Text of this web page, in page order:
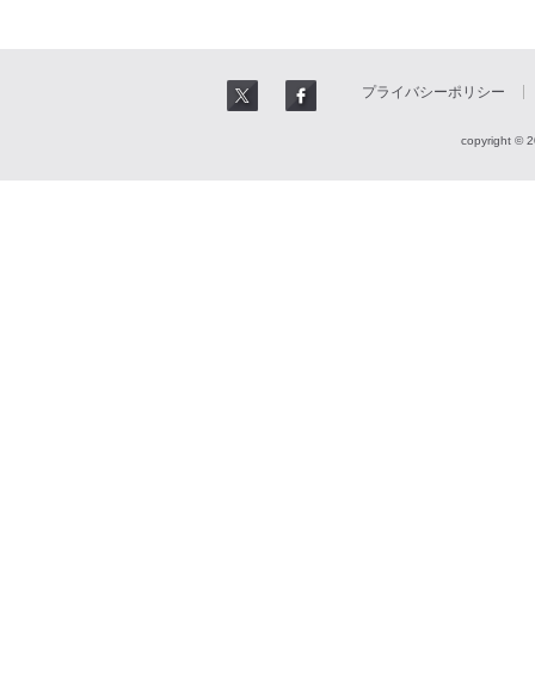
プライバシーポリシー
copyright ©